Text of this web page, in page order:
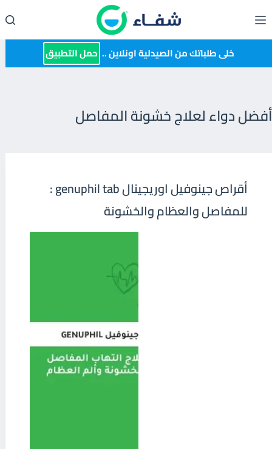
إلى
المحتوى خلى طلباتك من الصيدلية اونلاين .. حمل التطبيق
أفضل دواء لعلاج خشونة المفاصل
أقراص جينوفيل اوريجينال genuphil tab :
للمفاصل والعظام والخشونة